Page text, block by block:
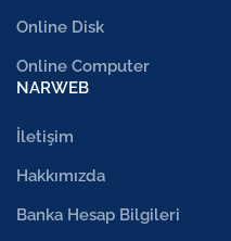
Online Disk
Online Computer
NARWEB
İletişim
Hakkımızda
Banka Hesap Bilgileri